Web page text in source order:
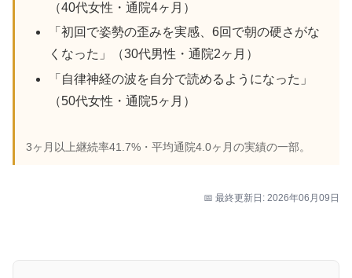
（40代女性・通院4ヶ月）
「初回で姿勢の歪みを実感、6回で朝の硬さがな
くなった」（30代男性・通院2ヶ月）
「自律神経の波を自分で読めるようになった」
（50代女性・通院5ヶ月）
3ヶ月以上継続率41.7%・平均通院4.0ヶ月の実績の一部。
📅 最終更新日: 2026年06月09日